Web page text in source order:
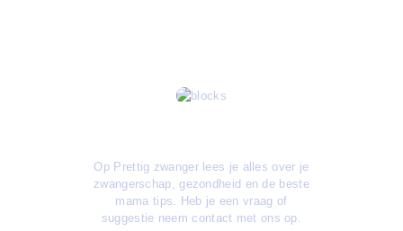
Op Prettig zwanger lees je alles over je
zwangerschap, gezondheid en de beste
mama tips. Heb je een vraag of
suggestie neem contact met ons op.